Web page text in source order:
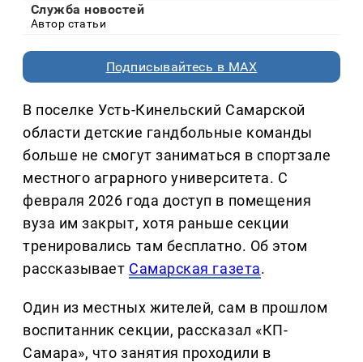
Служба новостей
Автор статьи
Подписывайтесь в MAX
В поселке Усть-Кинельский Самарской
области детские гандбольные команды
больше не смогут заниматься в спортзале
местного аграрного университета. С
февраля 2026 года доступ в помещения
вуза им закрыт, хотя раньше секции
тренировались там бесплатно. Об этом
рассказывает Самарская газета.
Один из местных жителей, сам в прошлом
воспитанник секции, рассказал «КП-
Самара», что занятия проходили в